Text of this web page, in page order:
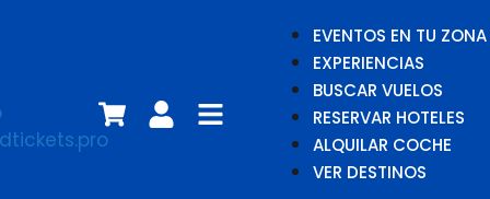
EVENTOS EN TU ZONA
EXPERIENCIAS
BUSCAR VUELOS
RESERVAR HOTELES
ALQUILAR COCHE
VER DESTINOS